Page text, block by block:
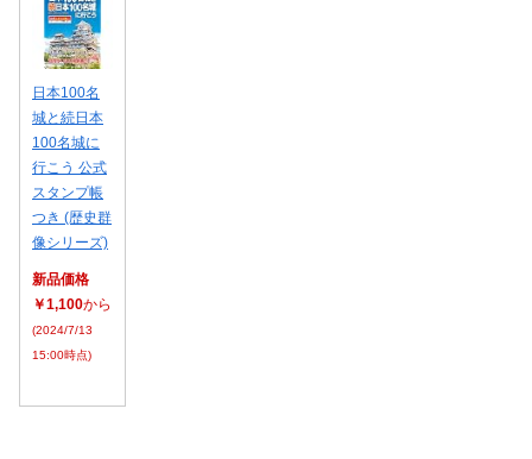
日本100名
城と続日本
100名城に
行こう 公式
スタンプ帳
つき (歴史群
像シリーズ)
新品価格
￥1,100から
(2024/7/13
15:00時点)